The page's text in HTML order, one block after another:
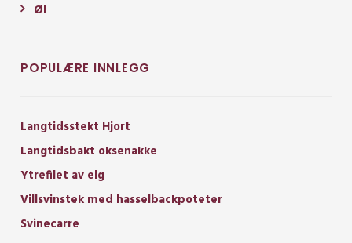
Øl
POPULÆRE INNLEGG
Langtidsstekt Hjort
Langtidsbakt oksenakke
Ytrefilet av elg
Villsvinstek med hasselbackpoteter
Svinecarre